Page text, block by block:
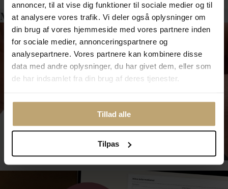
annoncer, til at vise dig funktioner til sociale medier og til
at analysere vores trafik. Vi deler også oplysninger om
din brug af vores hjemmeside med vores partnere inden
for sociale medier, annonceringspartnere og
analysepartnere. Vores partnere kan kombinere disse
data med andre oplysninger, du har givet dem, eller som
de har indsamlet fra din brug af deres tjenester.
Tillad alle
Tilpas
Måske er det her relevant for dig?